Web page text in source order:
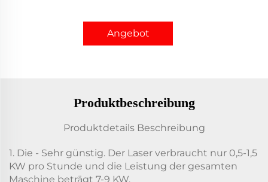
Angebot
Produktbeschreibung
Produktdetails Beschreibung
1. Die - Sehr günstig. Der Laser verbraucht nur 0,5-1,5
KW pro Stunde und die Leistung der gesamten
Maschine beträgt 7-9 KW.